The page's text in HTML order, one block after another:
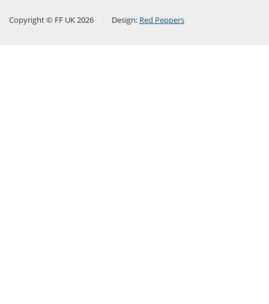
Copyright © FF UK 2026 Design: Red Peppers